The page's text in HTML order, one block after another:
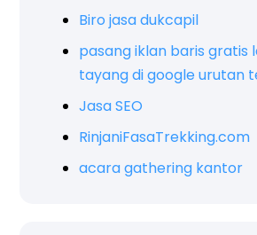
Biro jasa dukcapil
pasang iklan baris gratis
tayang di google urutan
Jasa SEO
RinjaniFasaTrekking.com
acara gathering kantor